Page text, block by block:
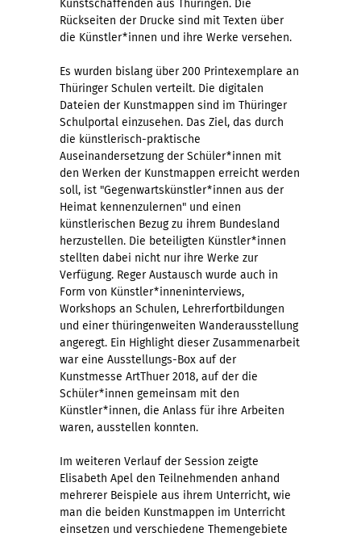
Kunstschaffenden aus Thüringen. Die
Rückseiten der Drucke sind mit Texten über
die Künstler*innen und ihre Werke versehen.
Es wurden bislang über 200 Printexemplare an
Thüringer Schulen verteilt. Die digitalen
Dateien der Kunstmappen sind im Thüringer
Schulportal einzusehen. Das Ziel, das durch
die künstlerisch-praktische
Auseinandersetzung der Schüler*innen mit
den Werken der Kunstmappen erreicht werden
soll, ist "Gegenwartskünstler*innen aus der
Heimat kennenzulernen" und einen
künstlerischen Bezug zu ihrem Bundesland
herzustellen. Die beteiligten Künstler*innen
stellten dabei nicht nur ihre Werke zur
Verfügung. Reger Austausch wurde auch in
Form von Künstler*inneninterviews,
Workshops an Schulen, Lehrerfortbildungen
und einer thüringenweiten Wanderausstellung
angeregt. Ein Highlight dieser Zusammenarbeit
war eine Ausstellungs-Box auf der
Kunstmesse ArtThuer 2018, auf der die
Schüler*innen gemeinsam mit den
Künstler*innen, die Anlass für ihre Arbeiten
waren, ausstellen konnten.
Im weiteren Verlauf der Session zeigte
Elisabeth Apel den Teilnehmenden anhand
mehrerer Beispiele aus ihrem Unterricht, wie
man die beiden Kunstmappen im Unterricht
einsetzen und verschiedene Themengebiete